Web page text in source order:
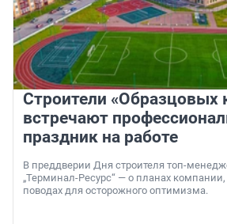
Строители «Образцовых
встречают
праздник на работе
В преддверии Дня строителя топ-
„Терминал-Ресурс“ — о планах
поводах для осторожного оптимизма.